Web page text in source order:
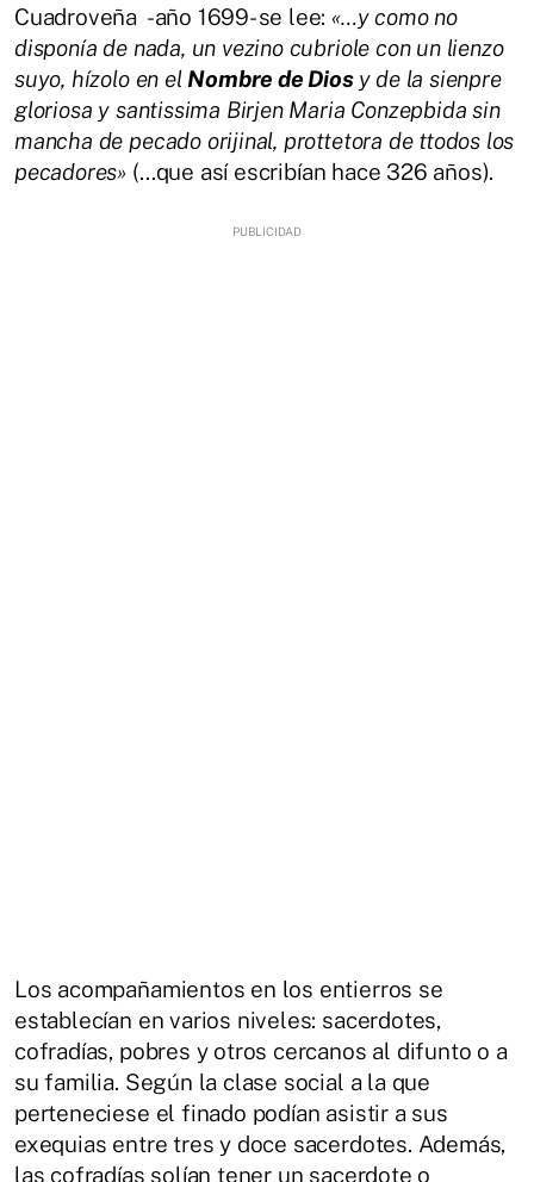
Cuadroveña -año 1699- se lee:«…y como no
disponía de nada, un vezino cubriole con un lienzo
suyo, hízolo en el Nombre de Dios y de la sienpre
gloriosa y santissima Birjen Maria Conzepbida sin
mancha de pecado orijinal, prottetora de ttodos los
pecadores» (…que así escribían hace 326 años).
Los acompañamientos en los entierros se
establecían en varios niveles: sacerdotes,
cofradías, pobres y otros cercanos al difunto o a
su familia. Según la clase social a la que
perteneciese el finado podían asistir a sus
exequias entre tres y doce sacerdotes. Además,
las cofradías solían tener un sacerdote o